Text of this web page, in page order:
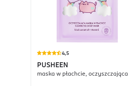
4,5
PUSHEEN
maska w płachcie, oczyszczająca